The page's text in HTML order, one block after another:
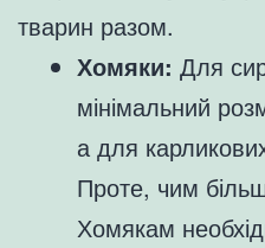
тварин разом.
Хомяки: Для
мінімальний
а для
Проте, чим
Хомякам